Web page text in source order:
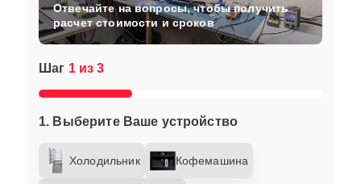
Шаг 1 из 3
1. Выберите Ваше устройство
Холодильник Кофемашина
Отвечайте на вопросы, чтобы получить
расчет стоимости и сроков